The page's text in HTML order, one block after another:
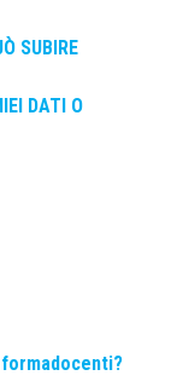
SUBIRE
DATI O
formadocenti?